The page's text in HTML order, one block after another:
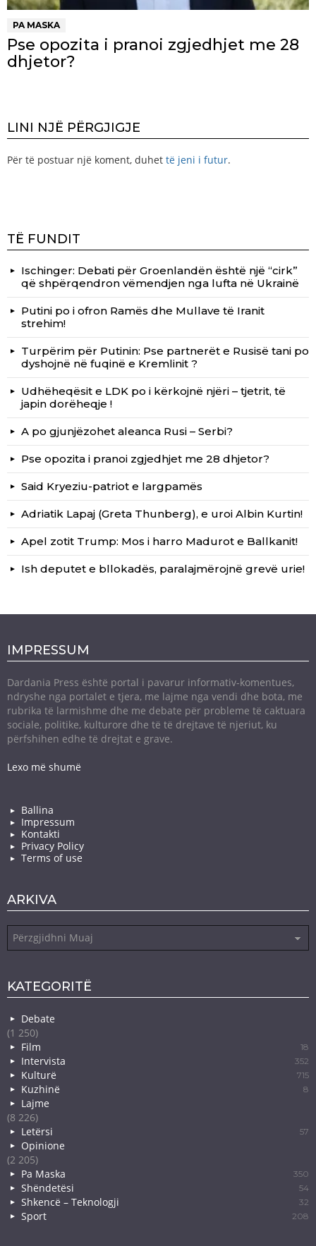
PA MASKA
Pse opozita i pranoi zgjedhjet me 28
dhjetor?
LINI NJË PËRGJIGJE
Për të postuar një koment, duhet të jeni i futur.
TË FUNDIT
Ischinger: Debati për Groenlandën është një “cirk”
që shpërqendron vëmendjen nga lufta në Ukrainë
Putini po i ofron Ramës dhe Mullave të Iranit
strehim!
Turpërim për Putinin: Pse partnerët e Rusisë tani po
dyshojnë në fuqinë e Kremlinit ?
Udhëheqësit e LDK po i kërkojnë njëri – tjetrit, të
japin dorëheqje !
A po gjunjëzohet aleanca Rusi – Serbi?
Pse opozita i pranoi zgjedhjet me 28 dhjetor?
Said Kryeziu-patriot e largpamës
Adriatik Lapaj (Greta Thunberg), e uroi Albin Kurtin!
Apel zotit Trump: Mos i harro Madurot e Ballkanit!
Ish deputet e bllokadës, paralajmërojnë grevë urie!
IMPRESSUM
Dardania Press është portal i pavarur informativ-komentues,
ndryshe nga portalet e tjera, me lajme nga vendi dhe bota, me
rubrika të larmishme dhe me debate për probleme të caktuara
sociale, politike, kulturore dhe të të drejtave të njeriut, ku
përfshihen edhe të drejtat e grave.
Lexo më shumë
Ballina
Impressum
Kontakti
Privacy Policy
Terms of use
ARKIVA
KATEGORITË
Debate
(1 250)
Film
18
Intervista 352
Kulturë 715
Kuzhinë 8
Lajme
(8 226)
Letërsi
57
Opinione
(2 205)
Pa Maska
350
Shëndetësi 54
Shkencë – Teknologji 32
Sport 208